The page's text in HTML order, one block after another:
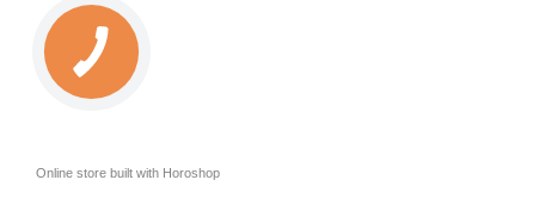
Online store built with Horoshop